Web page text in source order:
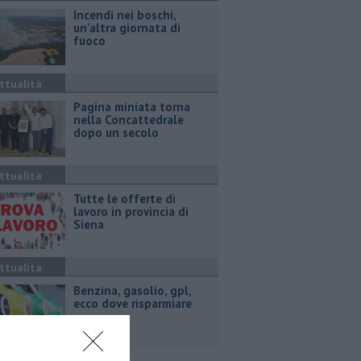
Incendi nei boschi,
un'altra giornata di
fuoco
Pagina miniata torna
nella Concattedrale
dopo un secolo
​Tutte le offerte di
lavoro in provincia di
Siena
​Benzina, gasolio, gpl,
ecco dove risparmiare